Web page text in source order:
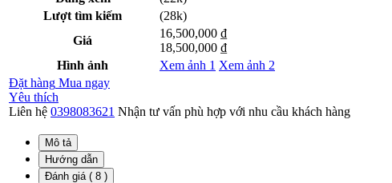
Lượt tìm kiếm
(28k)
Giá
16,500,000 ₫
18,500,000 ₫
Hình ảnh
Xem ảnh 1 Xem ảnh 2
Đặt hàng Mua ngay
Yêu thích
Liên hệ 0398083621 Nhận tư vấn phù hợp với nhu cầu khách hàng
Mô tả
Hướng dẫn
Đánh giá ( 8 )